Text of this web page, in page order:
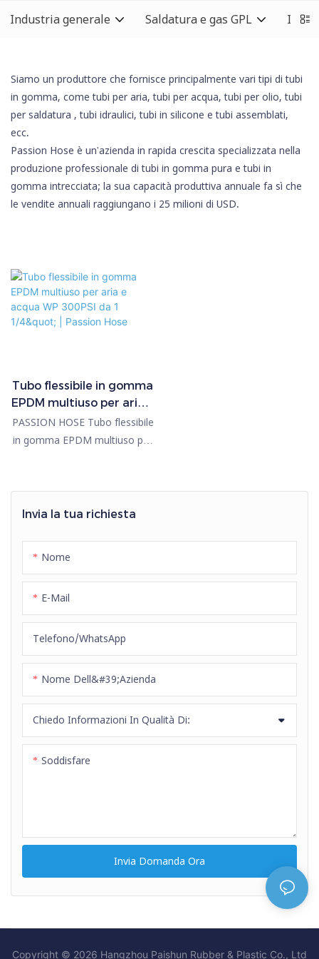
Industria generale Saldatura e gas GPL
Invia la tua richiesta
Nome
E-Mail
Telefono/WhatsApp
Nome Dell&#39;azienda
Chiedo Informazioni In Qualità Di:
Soddisfare
Invia Domanda Ora
Siamo un produttore che fornisce principalmente vari tipi di tubi
in gomma, come tubi per aria, tubi per acqua, tubi per olio,tubi
per saldatura , tubi idraulici,tubi in silicone e tubi assemblati,
ecc.
Passion Hose è un'azienda in rapida crescita specializzata nella
produzione professionale di tubi in gomma pura e tubi in
gomma intrecciata; la sua capacità produttiva annuale fa sì che
le vendite annuali raggiungano i 25 milioni di USD.
Tubo flessibile in gomma
EPDM multiuso per aria e
acqua WP 300PSI da 1
1/4" | Passion Hose
PASSION HOSE Tubo flessibile
in gomma EPDM multiuso per
colore rosso, resistente
all'abrasione, alle intemperie e
Copyright © 2026 Hangzhou Paishun Rubber & Plastic Co., Ltd